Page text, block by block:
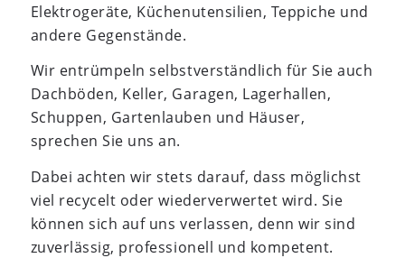
Elektrogeräte, Küchenutensilien, Teppiche und
andere Gegenstände.
Wir entrümpeln selbstverständlich für Sie auch
Dachböden, Keller, Garagen, Lagerhallen,
Schuppen, Gartenlauben und Häuser,
sprechen Sie uns an.
Dabei achten wir stets darauf, dass möglichst
viel recycelt oder wiederverwertet wird. Sie
können sich auf uns verlassen, denn wir sind
zuverlässig, professionell und kompetent.